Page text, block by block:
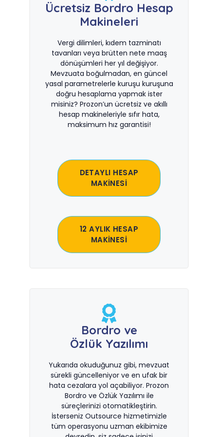
Ücretsiz Bordro Hesap
Makineleri
Vergi dilimleri, kıdem tazminatı
tavanları veya brütten nete maaş
dönüşümleri her yıl değişiyor.
Mevzuata boğulmadan, en güncel
yasal parametrelerle kuruşu kuruşuna
doğru hesaplama yapmak ister
misiniz? Prozon’un ücretsiz ve akıllı
hesap makineleriyle sıfır hata,
maksimum hız garantisi!
DETAYLI HESAP
MAKİNESİ
12 AYLIK HESAP
MAKİNESİ
Bordro ve
Özlük Yazılımı
Yukarıda okuduğunuz gibi, mevzuat
sürekli güncelleniyor ve en ufak bir
hata cezalara yol açabiliyor. Prozon
Bordro ve Özlük Yazılımı ile
süreçlerinizi otomatikleştirin.
İsterseniz Outsource hizmetimizle
tüm operasyonu uzman ekibimize